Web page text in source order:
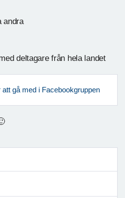
andra
deltagare från hela landet
att gå med i Facebookgruppen